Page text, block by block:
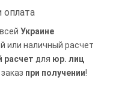
оплата
Украине
или наличный расчет
расчет для юр. лиц
при получении!